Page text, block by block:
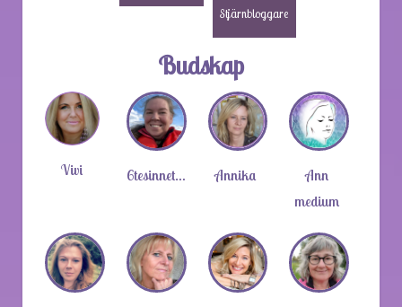
Stjärnbloggare
Budskap
Vivi 6tesinnet… Annika
Ann
medium